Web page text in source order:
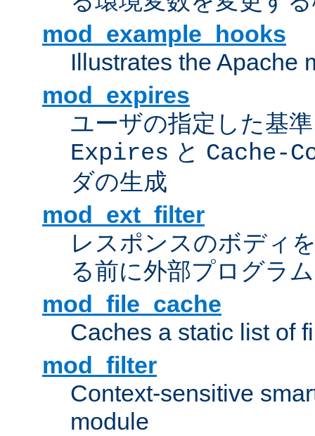
mod_example_hooks
Illustrates the Apache
mod_expires
ユーザの指定した基
Expires と Cache-
ダの生成
mod_ext_filter
レスポンスのボディ
る前に外部プログラ
mod_file_cache
Caches a static list of
mod_filter
Context-sensitive
module